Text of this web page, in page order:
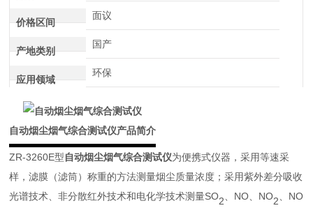
价格区间
面议
产地类别
国产
应用领域
环保
自动烟尘烟气综合测试仪产品简介
ZR-3260E型自动烟尘烟气综合测试仪为便携式仪器，采用等速采
样，滤膜（滤筒）称重的方法测量烟尘质量浓度；采用紫外差分吸收
光谱技术、非分散红外技术和电化学技术测量SO2 、NO、NO2 、NO